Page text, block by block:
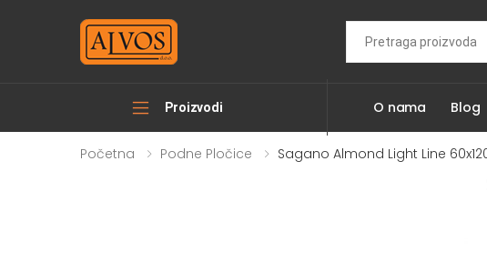
Proizvodi O nama Blog
Početna Podne Pločice Sagano Almond Light Line